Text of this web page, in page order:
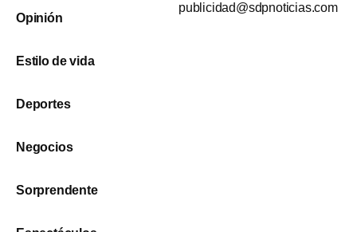
Opinión
Estilo de vida
Deportes
Negocios
Sorprendente
publicidad@sdpnoticias.com